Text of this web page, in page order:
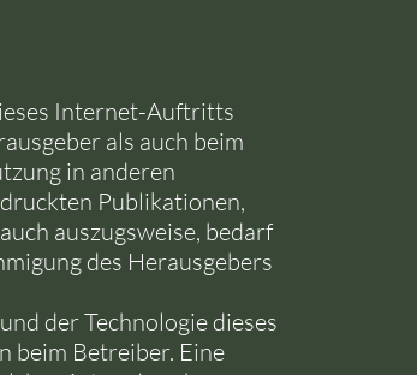
Internet-Auftritts
als auch beim
in anderen
Publikationen,
auszugsweise, bedarf
des Herausgebers
der Technologie dieses
beim Betreiber. Eine